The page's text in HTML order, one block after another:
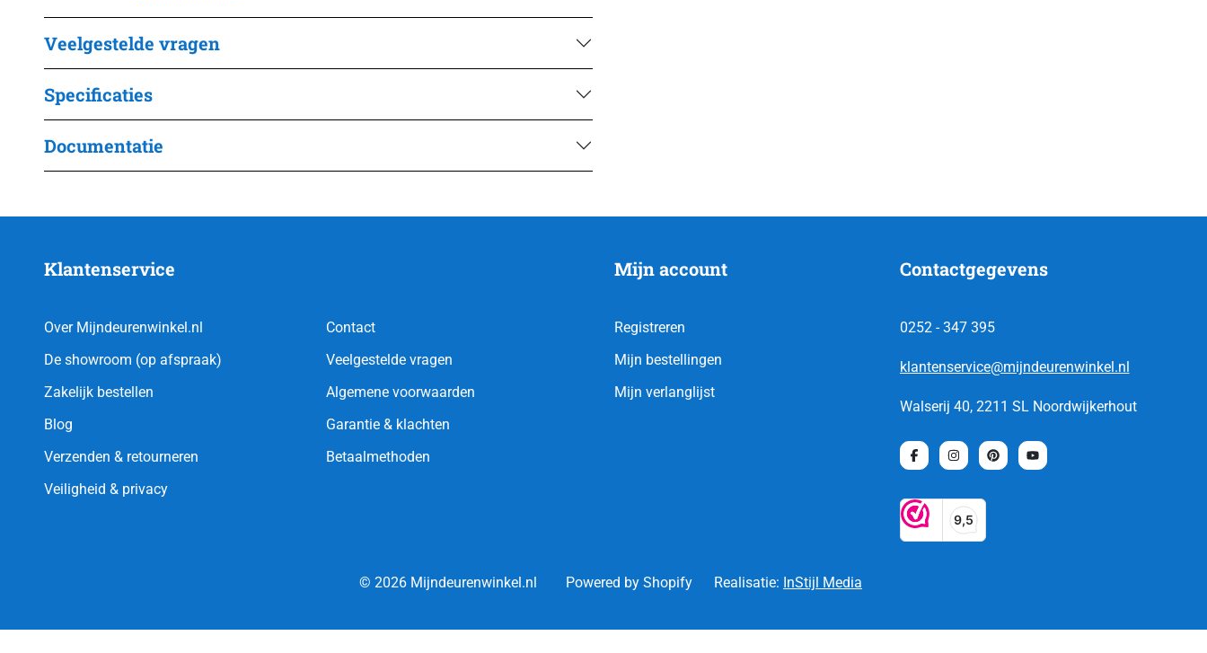
Veelgestelde vragen
Specificaties
Documentatie
Klantenservice
Over Mijndeurenwinkel.nl
De showroom (op afspraak)
Zakelijk bestellen
Blog
Verzenden & retourneren
Veiligheid & privacy
Contact
Veelgestelde vragen
Algemene voorwaarden
Garantie & klachten
Betaalmethoden
Mijn account
Registreren
Mijn bestellingen
Mijn verlanglijst
Contactgegevens
0252 - 347 395
klantenservice@mijndeurenwinkel.nl
Walserij 40, 2211 SL Noordwijkerhout
© 2026 Mijndeurenwinkel.nl Powered by Shopify Realisatie: InStijl Media